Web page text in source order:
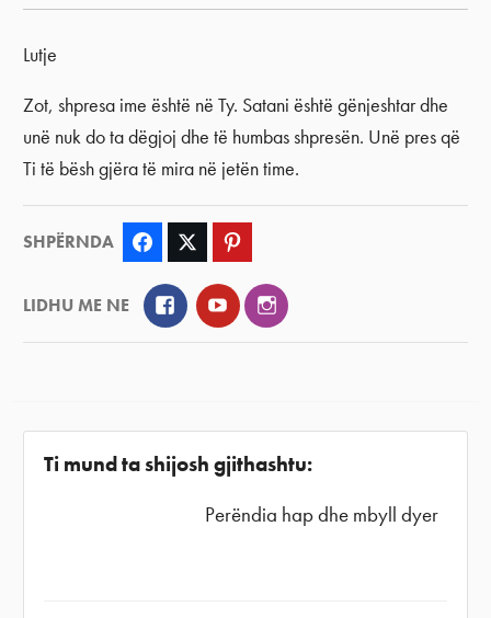
Lutje
Zot, shpresa ime është në Ty. Satani është gënjeshtar dhe
unë nuk do ta dëgjoj dhe të humbas shpresën. Unë pres që
Ti të bësh gjëra të mira në jetën time.
SHPËRNDA Facebook Twitter
LIDHU ME NE FacebookYouTubeInstagram
Ti mund ta shijosh gjithashtu:
Perëndia hap dhe mbyll dyer